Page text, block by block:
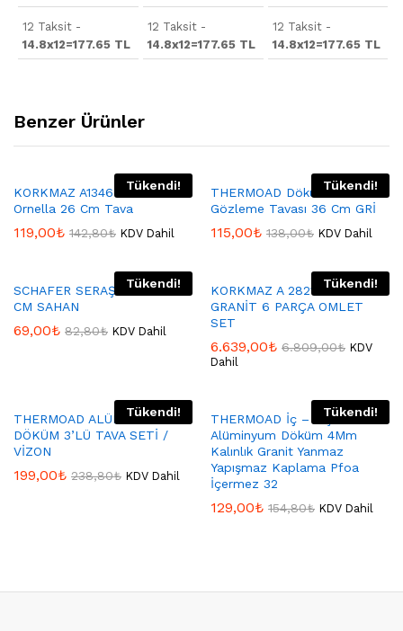
12 Taksit -
14.8x12=177.65 TL
12 Taksit -
14.8x12=177.65 TL
12 Taksit -
14.8x12=177.65 TL
Benzer Ürünler
Tükendi!
KORKMAZ A1346 Korkmaz
Ornella 26 Cm Tava
119,00₺ 142,80₺ KDV Dahil
Tükendi!
THERMOAD Döküm Granit
Gözleme Tavası 36 Cm GRİ
115,00₺ 138,00₺ KDV Dahil
Tükendi!
SCHAFER SERAŞEFPLUS 20
CM SAHAN
69,00₺ 82,80₺ KDV Dahil
Tükendi!
KORKMAZ A 2821 MİA
GRANİT 6 PARÇA OMLET
SET
6.639,00₺ 6.809,00₺ KDV
Dahil
Tükendi!
THERMOAD ALÜMİNYUM
DÖKÜM 3’LÜ TAVA SETİ /
VİZON
199,00₺ 238,80₺ KDV Dahil
Tükendi!
THERMOAD İç – Dış Granit
Alüminyum Döküm 4Mm
Kalınlık Granit Yanmaz
Yapışmaz Kaplama Pfoa
İçermez 32
129,00₺ 154,80₺ KDV Dahil